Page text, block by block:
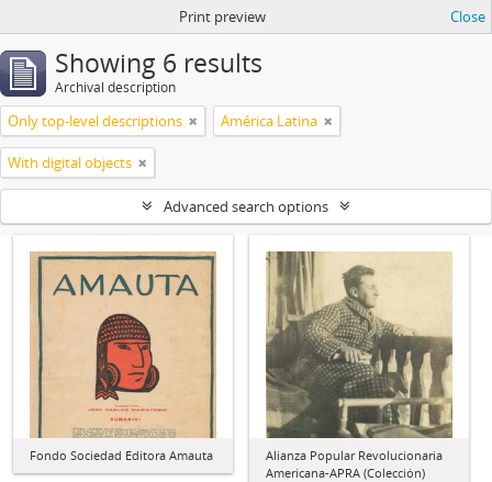
Print preview Close
Showing 6 results
Archival description
Only top-level descriptions América Latina
With digital objects
Advanced search options
Fondo Sociedad Editora Amauta
Alianza Popular Revolucionaria
Americana-APRA (Colección)